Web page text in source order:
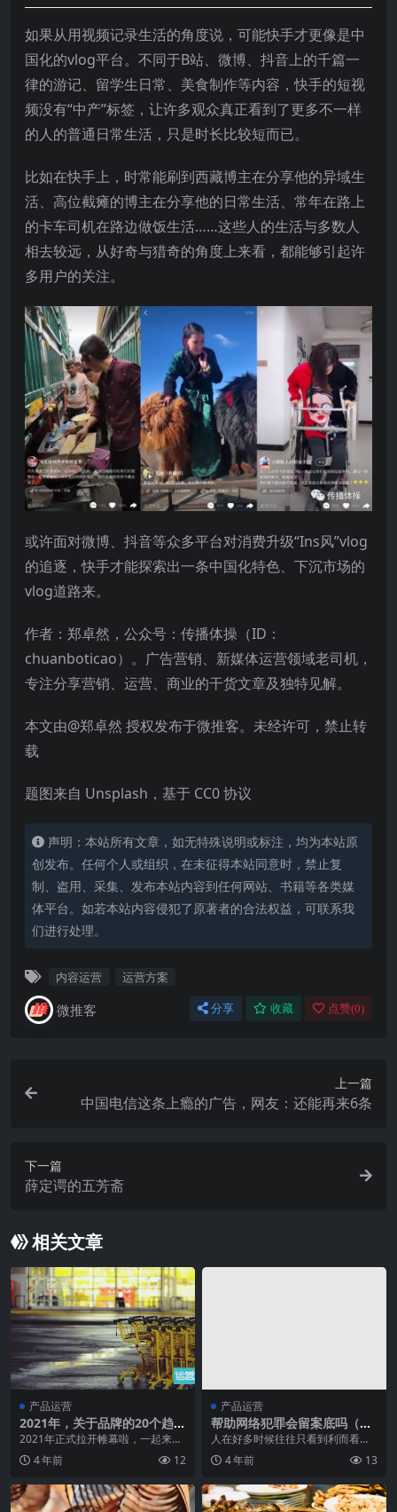
如果从用视频记录生活的角度说，可能快手才更像是中
国化的vlog平台。不同于B站、微博、抖音上的千篇一
律的游记、留学生日常、美食制作等内容，快手的短视
频没有“中产”标签，让许多观众真正看到了更多不一样
的人的普通日常生活，只是时长比较短而已。
比如在快手上，时常能刷到西藏博主在分享他的异域生
活、高位截瘫的博主在分享他的日常生活、常年在路上
的卡车司机在路边做饭生活……这些人的生活与多数人
相去较远，从好奇与猎奇的角度上来看，都能够引起许
多用户的关注。
或许面对微博、抖音等众多平台对消费升级“Ins风”vlog
的追逐，快手才能探索出一条中国化特色、下沉市场的
vlog道路来。
作者：郑卓然，公众号：传播体操（ID：
chuanboticao）。广告营销、新媒体运营领域老司机，
专注分享营销、运营、商业的干货文章及独特见解。
本文由@郑卓然 授权发布于微推客。未经许可，禁止转
载
题图来自 Unsplash，基于 CC0 协议
声明：本站所有文章，如无特殊说明或标注，均为本站原
创发布。任何个人或组织，在未征得本站同意时，禁止复
制、盗用、采集、发布本站内容到任何网站、书籍等各类媒
体平台。如若本站内容侵犯了原著者的合法权益，可联系我
们进行处理。
内容运营 运营方案
微推客 分享 收藏 点赞(0)
上一篇
中国电信这条上瘾的广告，网友：还能再来6条
下一篇
薛定谔的五芳斋
相关文章
产品运营
2021年，关于品牌的20个趋势
和走心建议
2021年正式拉开帷幕啦，一起来看
看关于2021年的品牌营销的走向和
趋势，专业人...
4 年前 12
产品运营
帮助网络犯罪会留案底吗（分
享电信网络诈骗犯罪链条罪
名）
人在好多时候往往只看到利而看不
到险，不少吃亏、掉“陷阱”...
4 年前 13